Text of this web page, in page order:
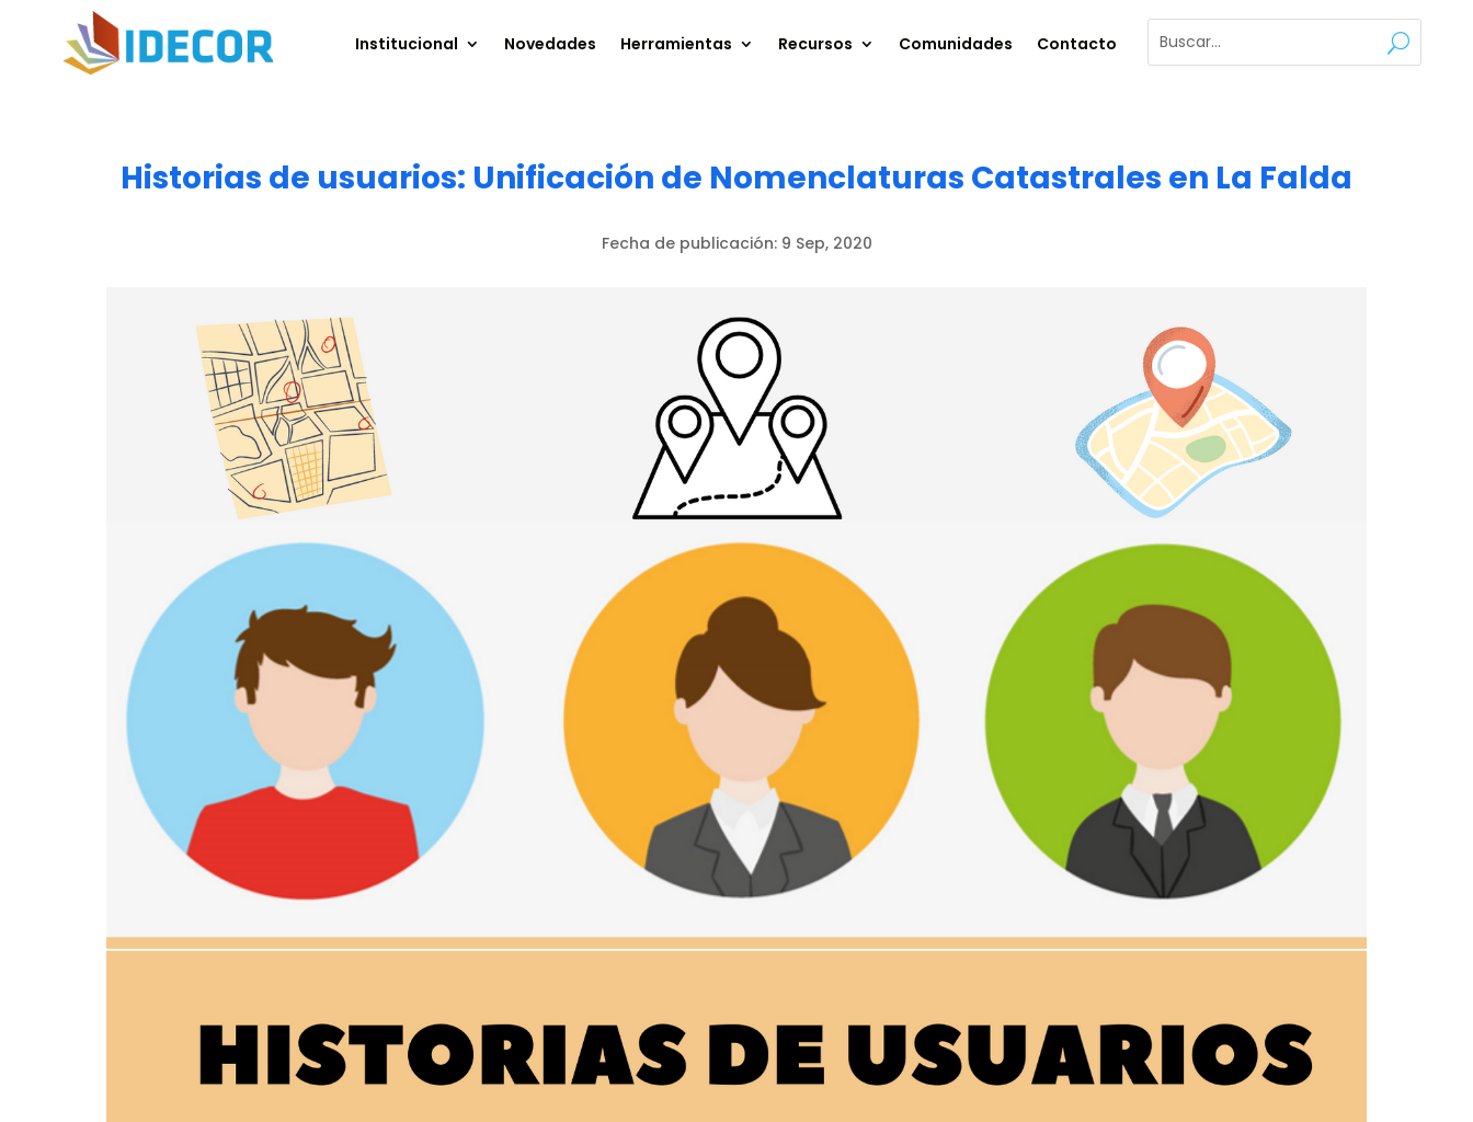
Institucional Novedades Herramientas Recursos Comunidades Contacto
Historias de usuarios: Unificación de Nomenclaturas Catastrales en La Falda
Fecha de publicación: 9 Sep, 2020